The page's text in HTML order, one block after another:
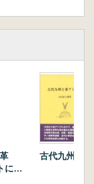
室の展開
)
市相生塚
革
にみ
古代九州と